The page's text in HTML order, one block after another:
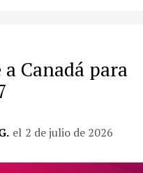
Canadá para
el 2 de julio de 2026